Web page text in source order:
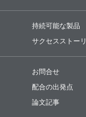
持続可能な製品
サクセスストー
お問合せ
配合の出発点
論文記事